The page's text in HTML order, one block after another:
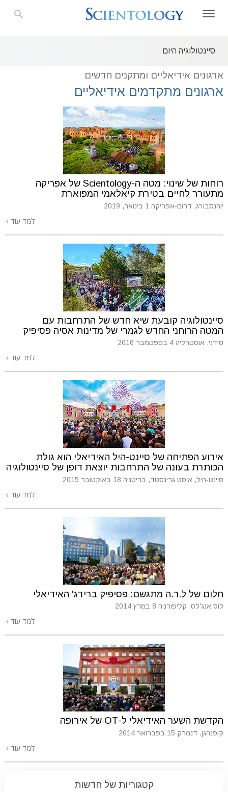
סיינטולוגיה היום
ארגונים אידיאליים ומתקנים חדשים
ארגונים מתקדמים אידיאליים
רוחות של שינוי: מטה ה-Scientology של אפריקה
מתעורר לחיים בטירת קיאלאמי המפוארת
יוהנסבורג, דרום-אפריקה 1 בינואר, 2019
למד עוד
סיינטולוגיה קובעת שיא חדש של התרחבות עם
המטה הרוחני החדש לגמרי של מדינות אסיה פסיפיק
סידני, אוסטרליה 4 בספטמבר 2016
למד עוד
אירוע הפתיחה של סיינט-היל האידיאלי הוא גולת
הכותרת בעונה של התרחבות יוצאת דופן של סיינטולוגיה
סיינט-היל, איסט גרינסטד, בריטניה 18 באוקטובר 2015
למד עוד
חלום של ל.ר.ה מתגשם: פסיפיק ברידג' האידיאלי
לוס אנג'לס, קליפורניה 8 במרץ 2014
למד עוד
הקדשת השער האידיאלי ל-OT של אירופה
קופנהגן, דנמרק 15 בפברואר 2014
למד עוד
קטגוריות של חדשות